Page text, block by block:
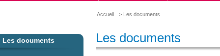
Accueil > Les documents
Les documents Les documents